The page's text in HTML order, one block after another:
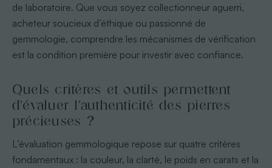
de laboratoire. Que vous soyez collectionneur aguerri,
acheteur soucieux d’éthique ou passionné de
gemmologie, comprendre les mécanismes de vérification
est la condition première pour investir avec confiance.
Quels critères et outils permettent
d’évaluer l’authenticité des pierres
précieuses ?
L’évaluation gemmologique repose sur quatre critères
fondamentaux : la couleur, la clarté, le poids en carats et la